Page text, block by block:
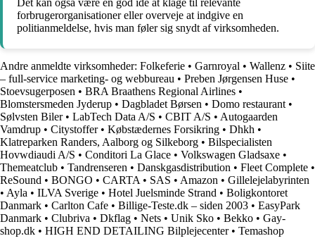
Det kan også være en god ide at klage til relevante
forbrugerorganisationer eller overveje at indgive en
politianmeldelse, hvis man føler sig snydt af virksomheden.
Andre anmeldte virksomheder: Folkeferie • Garnroyal • Wallenz • Siite
– full-service marketing- og webbureau • Preben Jørgensen Huse •
Stoevsugerposen • BRA Braathens Regional Airlines •
Blomstersmeden Jyderup • Dagbladet Børsen • Domo restaurant •
Sølvsten Biler• LabTech Data A/S • CBIT A/S • Autogaarden
Vamdrup • Citystoffer• Købstædernes Forsikring • Dhkh •
Klatreparken Randers, Aalborg og Silkeborg • Bilspecialisten
Hovwdiaudi A/S • Conditori La Glace • Volkswagen Gladsaxe •
Themeatclub • Tandrenseren • Danskgasdistribution • Fleet Complete •
ReSound • BONGO • CARTA • SAS • Amazon • Gillelejelabyrinten
• Ayla • ILVA Sverige • Hotel Juelsminde Strand • Boligkontoret
Danmark • Carlton Cafe • Billige-Teste.dk – siden 2003 • EasyPark
Danmark • Clubriva • Dkflag • Nets • Unik Sko • Bekko • Gay-
shop.dk • HIGH END DETAILING Bilplejecenter• Temashop